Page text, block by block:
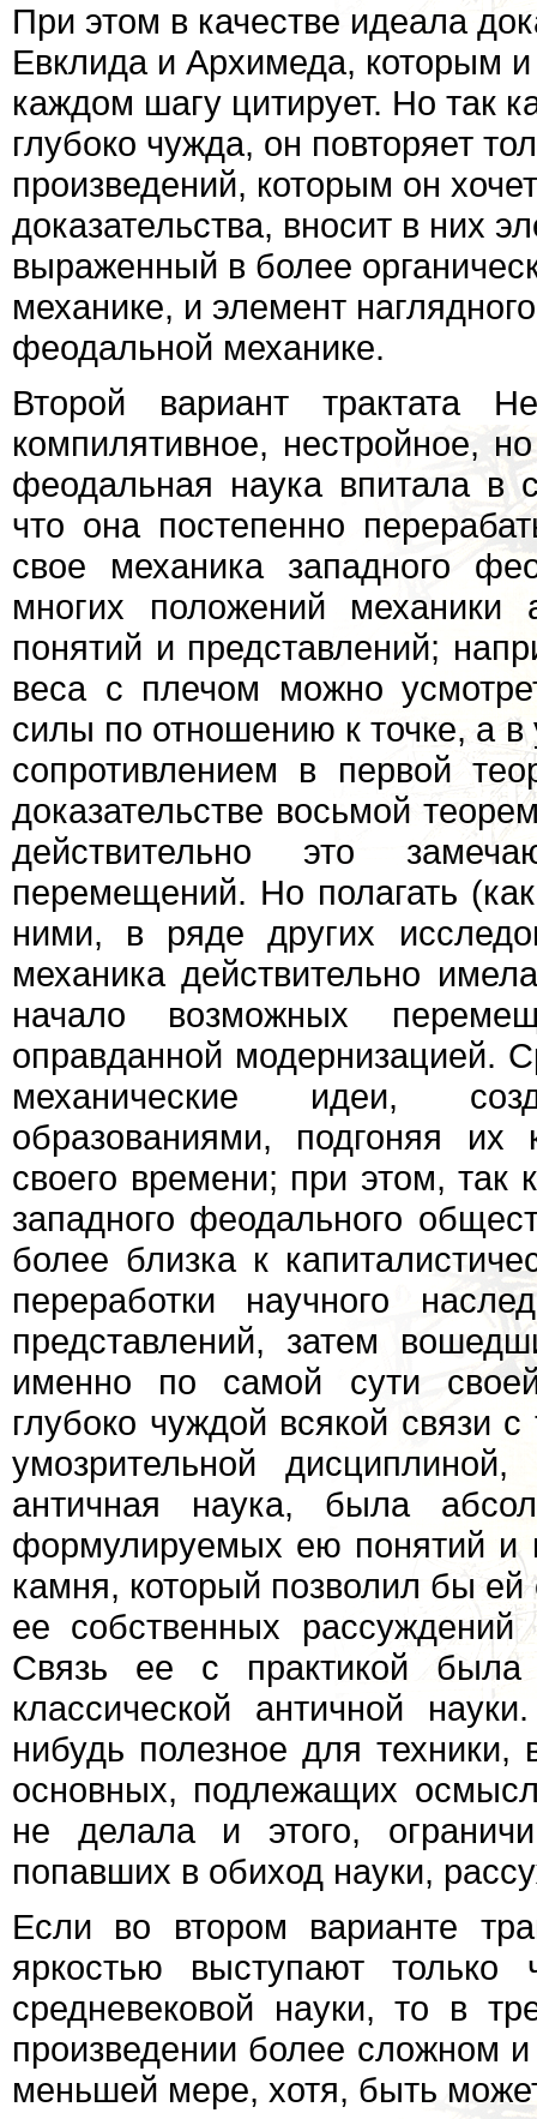
При этом в качестве идеала
Евклида и Архимеда, которым
каждом шагу цитирует. Но так
глубоко чужда, он повторяет
произведений, которым он
доказательства, вносит в них
выраженный в более
механике, и элемент
феодальной механике.
Второй вариант трактата
компилятивное, нестройное,
феодальная наука впитала в
что она постепенно
свое механика западного
многих положений механики
понятий и представлений;
веса с плечом можно
силы по отношению к точке, а
сопротивлением в первой
доказательстве восьмой
действительно это
перемещений. Но полагать
ними, в ряде других
механика действительно
начало возможных
оправданной модернизацией.
механические идеи,
образованиями, подгоняя
своего времени; при этом, так
западного феодального
более близка к
переработки научного
представлений, затем
именно по самой сути своей
глубоко чуждой всякой связи
умозрительной
античная наука, была
формулируемых ею понятий и
камня, который позволил бы ей
ее собственных
Связь ее с практикой
классической античной
нибудь полезное для
основных, подлежащих
не делала и этого,
попавших в обиход науки,
Если во втором варианте
яркостью выступают только
средневековой науки, то в
произведении более сложном
меньшей мере, хотя, быть